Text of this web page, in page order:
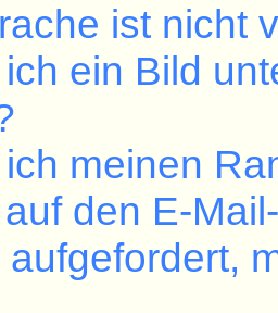
ich ein Thema in
lösche ich
eine Signatur
eine Umfrage?
lösche ich
ich ein Forum
ich bei